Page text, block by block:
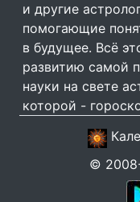
и другие
помогающие
в будущее. Всё
развитию самой
науки на свете
которой -
©